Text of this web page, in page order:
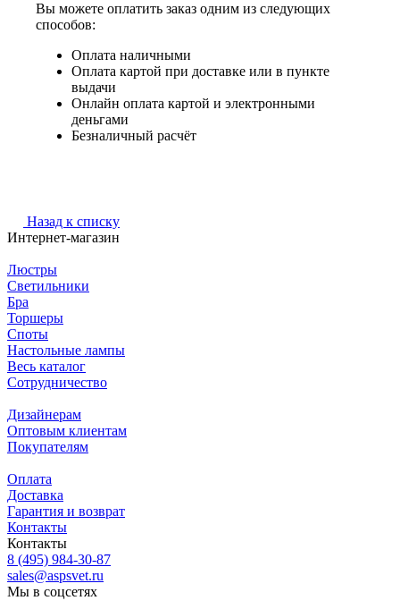
Вы можете оплатить заказ одним из следующих
способов:
Оплата наличными
Оплата картой при доставке или в пункте
выдачи
Онлайн оплата картой и электронными
деньгами
Безналичный расчёт
Назад к списку
Интернет-магазин
Люстры
Светильники
Бра
Торшеры
Споты
Настольные лампы
Весь каталог
Сотрудничество
Дизайнерам
Оптовым клиентам
Покупателям
Оплата
Доставка
Гарантия и возврат
Контакты
Контакты
8 (495) 984-30-87
sales@aspsvet.ru
Мы в соцсетях